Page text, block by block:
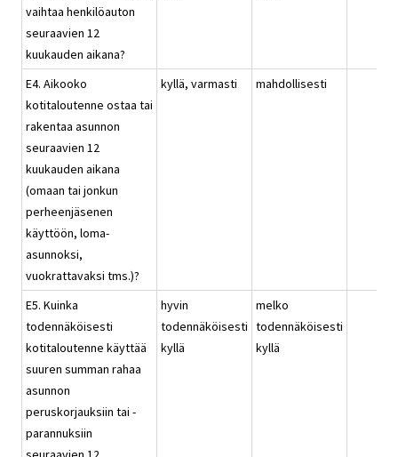
vaihtaa henkilöauton
seuraavien 12
kuukauden aikana?
E4. Aikooko
kotitaloutenne ostaa tai
rakentaa asunnon
seuraavien 12
kuukauden aikana
(omaan tai jonkun
perheenjäsenen
käyttöön, loma-
asunnoksi,
vuokrattavaksi tms.)?
kyllä, varmasti mahdollisesti
E5. Kuinka
todennäköisesti
kotitaloutenne käyttää
suuren summan rahaa
asunnon
peruskorjauksiin tai -
parannuksiin
hyvin
todennäköisesti
kyllä
melko
todennäköisesti
kyllä